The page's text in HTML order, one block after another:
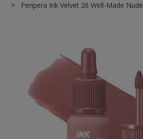
Peripera Ink Velvet 26 Well-Made Nude